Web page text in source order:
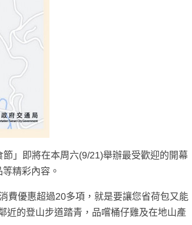
」即將在本周六(9/21)舉辦最受歡迎的開幕
精彩內容。
費優惠超過20多項，就是要讓您省荷包又能
近的登山步道踏青，品嚐桶仔雞及在地山產